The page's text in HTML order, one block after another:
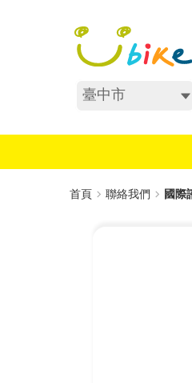
不分區
首頁 聯絡我們 國際